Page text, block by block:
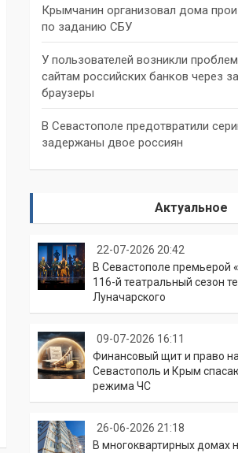
Крымчанин организовал дома
по заданию СБУ
У пользователей возникли
сайтам российских банков через
браузеры
В Севастополе предотвратили
задержаны двое россиян
Актуальное
22-07-2026 20:42
В Севастополе премьерой
116-й театральный сезон
Луначарского
09-07-2026 16:11
Финансовый щит и право
Севастополь и Крым
режима ЧС
26-06-2026 21:18
В многоквартирных домах